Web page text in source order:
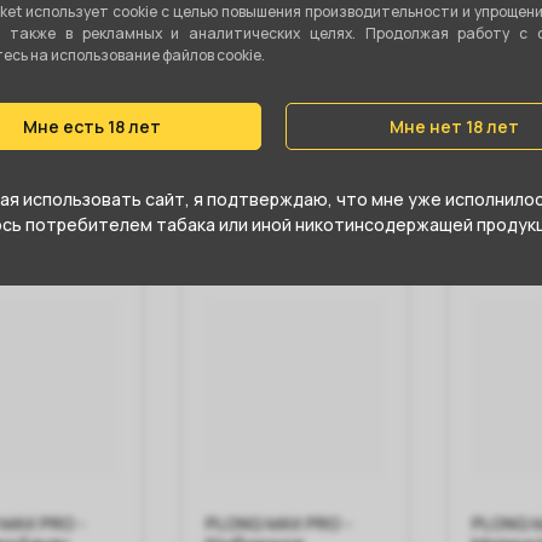
использует cookie c целью повышения производительности и
также в рекламных и аналитических целях. Продолжая работу с
на использование файлов cookie.
Мне есть 18 лет Мне нет 18 лет
использовать сайт, я подтверждаю, что мне уже
потребителем табака или иной никотинсодержащей
PRO -
₽
PLONQ MAX PRO -
Киви Лайм
В корзину
PLONQ
2 290
В
PRO -
PLONQ MAX PRO -
PLONQ